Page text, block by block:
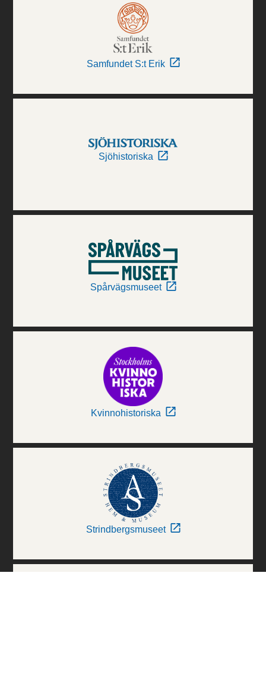
Samfundet S:t Erik
Sjöhistoriska
Spårvägsmuseet
Kvinnohistoriska
Strindbergsmuseet